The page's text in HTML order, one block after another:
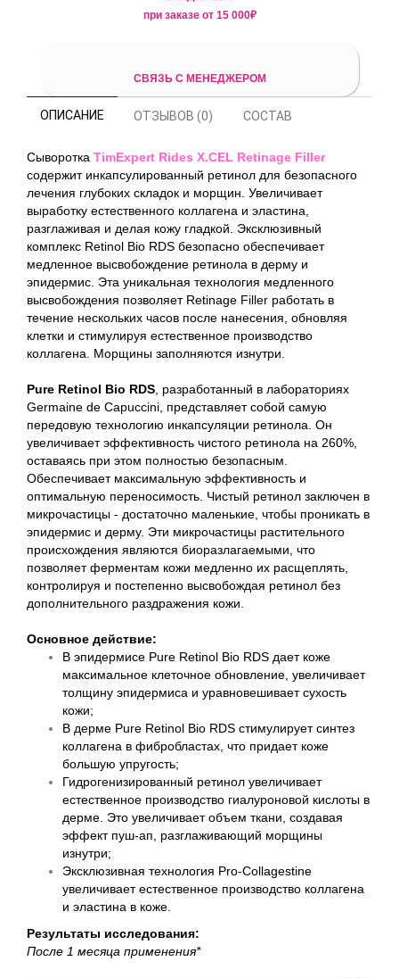
при заказе от 15 000₽
СВЯЗЬ С МЕНЕДЖЕРОМ
ОПИСАНИЕ ОТЗЫВОВ (0) СОСТАВ
Сыворотка TimExpert Rides X.CEL Retinage Filler
содержит инкапсулированный ретинол для безопасного
лечения глубоких складок и морщин. Увеличивает
выработку естественного коллагена и эластина,
разглаживая и делая кожу гладкой. Эксклюзивный
комплекс Retinol Bio RDS безопасно обеспечивает
медленное высвобождение ретинола в дерму и
эпидермис. Эта уникальная технология медленного
высвобождения позволяет Retinage Filler работать в
течение нескольких часов после нанесения, обновляя
клетки и стимулируя естественное производство
коллагена. Морщины заполняются изнутри.
Pure Retinol Bio RDS , разработанный в лабораториях
Germaine de Capuccini, представляет собой самую
передовую технологию инкапсуляции ретинола. Он
увеличивает эффективность чистого ретинола на 260%,
оставаясь при этом полностью безопасным.
Обеспечивает максимальную эффективность и
оптимальную переносимость. Чистый ретинол заключен в
микрочастицы - достаточно маленькие, чтобы проникать в
эпидермис и дерму. Эти микрочастицы растительного
происхождения являются биоразлагаемыми, что
позволяет ферментам кожи медленно их расщеплять,
контролируя и постепенно высвобождая ретинол без
дополнительного раздражения кожи.
Основное действие:
В эпидермисе Pure Retinol Bio RDS дает коже
максимальное клеточное обновление, увеличивает
толщину эпидермиса и уравновешивает сухость
кожи;
В дерме Pure Retinol Bio RDS стимулирует синтез
коллагена в фибробластах, что придает коже
большую упругость;
Гидрогенизированный ретинол увеличивает
естественное производство гиалуроновой кислоты в
дерме. Это увеличивает объем ткани, создавая
эффект пуш-ап, разглаживающий морщины
изнутри;
Эксклюзивная технология Pro-Collagestine
увеличивает естественное производство коллагена
и эластина в коже.
Результаты исследования:
После 1 месяца применения*